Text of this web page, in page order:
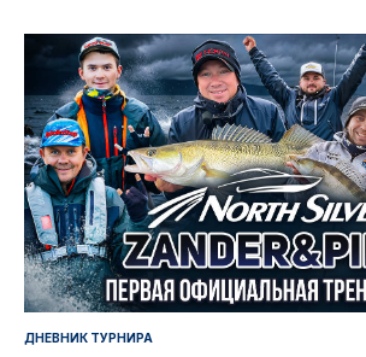
ДНЕВНИК ТУРНИРА